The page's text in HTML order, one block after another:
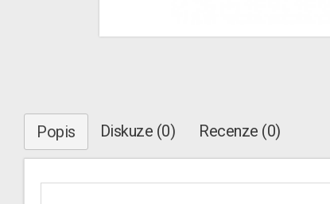
Popis Diskuze (0) Recenze (0)